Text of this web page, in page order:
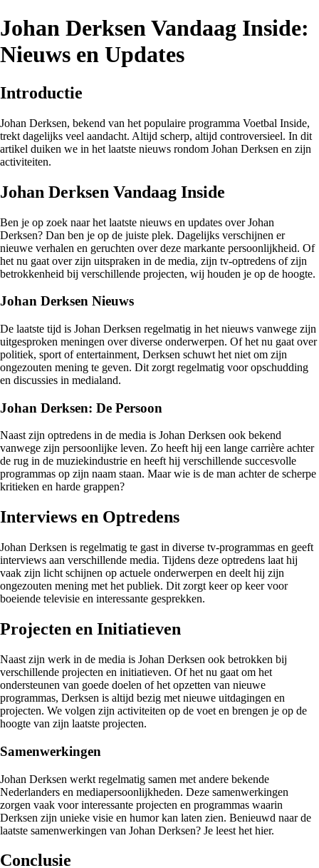
Johan Derksen Vandaag Inside:
Nieuws en Updates
Introductie
Johan Derksen, bekend van het populaire programma Voetbal Inside,
trekt dagelijks veel aandacht. Altijd scherp, altijd controversieel. In dit
artikel duiken we in het laatste nieuws rondom Johan Derksen en zijn
activiteiten.
Johan Derksen Vandaag Inside
Ben je op zoek naar het laatste nieuws en updates over Johan
Derksen? Dan ben je op de juiste plek. Dagelijks verschijnen er
nieuwe verhalen en geruchten over deze markante persoonlijkheid. Of
het nu gaat over zijn uitspraken in de media, zijn tv-optredens of zijn
betrokkenheid bij verschillende projecten, wij houden je op de hoogte.
Johan Derksen Nieuws
De laatste tijd is Johan Derksen regelmatig in het nieuws vanwege zijn
uitgesproken meningen over diverse onderwerpen. Of het nu gaat over
politiek, sport of entertainment, Derksen schuwt het niet om zijn
ongezouten mening te geven. Dit zorgt regelmatig voor opschudding
en discussies in medialand.
Johan Derksen: De Persoon
Naast zijn optredens in de media is Johan Derksen ook bekend
vanwege zijn persoonlijke leven. Zo heeft hij een lange carrière achter
de rug in de muziekindustrie en heeft hij verschillende succesvolle
programmas op zijn naam staan. Maar wie is de man achter de scherpe
kritieken en harde grappen?
Interviews en Optredens
Johan Derksen is regelmatig te gast in diverse tv-programmas en geeft
interviews aan verschillende media. Tijdens deze optredens laat hij
vaak zijn licht schijnen op actuele onderwerpen en deelt hij zijn
ongezouten mening met het publiek. Dit zorgt keer op keer voor
boeiende televisie en interessante gesprekken.
Projecten en Initiatieven
Naast zijn werk in de media is Johan Derksen ook betrokken bij
verschillende projecten en initiatieven. Of het nu gaat om het
ondersteunen van goede doelen of het opzetten van nieuwe
programmas, Derksen is altijd bezig met nieuwe uitdagingen en
projecten. We volgen zijn activiteiten op de voet en brengen je op de
hoogte van zijn laatste projecten.
Samenwerkingen
Johan Derksen werkt regelmatig samen met andere bekende
Nederlanders en mediapersoonlijkheden. Deze samenwerkingen
zorgen vaak voor interessante projecten en programmas waarin
Derksen zijn unieke visie en humor kan laten zien. Benieuwd naar de
laatste samenwerkingen van Johan Derksen? Je leest het hier.
Conclusie